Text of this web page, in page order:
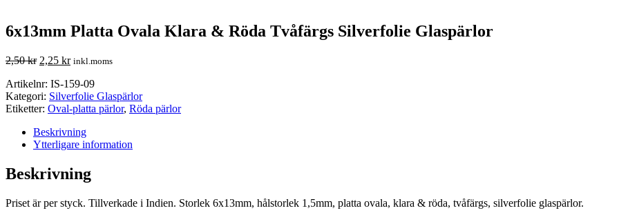
6x13mm Platta Ovala Klara & Röda Tvåfärgs Silverfolie Glaspärlor
2,50kr 2,25 kr inkl.moms
Artikelnr: IS-159-09
Kategori: Silverfolie Glaspärlor
Etiketter: Oval-platta pärlor, Röda pärlor
Beskrivning
Ytterligare information
Beskrivning
Priset är per styck. Tillverkade i Indien. Storlek 6x13mm, hålstorlek 1,5mm, platta ovala, klara & röda, tvåfärgs, silverfolie glaspärlor.